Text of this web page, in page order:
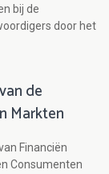
bij de
door het
de
Markten
Financiën
Consumenten